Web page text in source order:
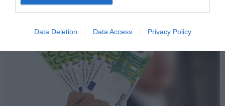
Data Deletion Data Access Privacy Policy